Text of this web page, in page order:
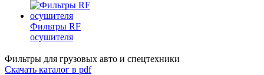
Фильтры RF
осушителя
Фильтры для грузовых авто и спецтехники
Скачать каталог в pdf